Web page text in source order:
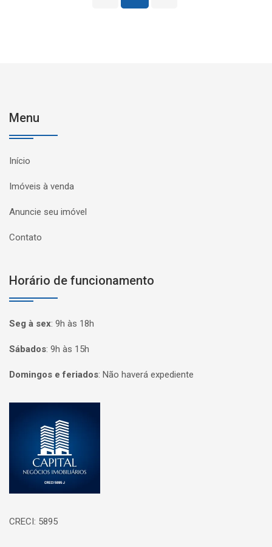
Menu
Início
Imóveis à venda
Anuncie seu imóvel
Contato
Horário de funcionamento
Seg à sex: 9h às 18h
Sábados: 9h às 15h
Domingos e feriados: Não haverá expediente
CRECI: 5895